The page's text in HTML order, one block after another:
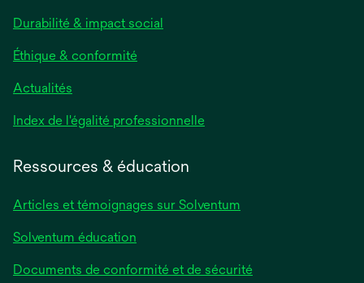
Durabilité & impact social
Éthique & conformité
Actualités
Index de l'égalité professionnelles’ouvre
onglet
Ressources & éducation
Articles et témoignages sur Solventum
Solventum éducation
Documents de conformité et de sécurité